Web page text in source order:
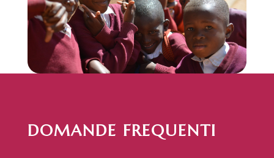
DOMANDE FREQUENTI